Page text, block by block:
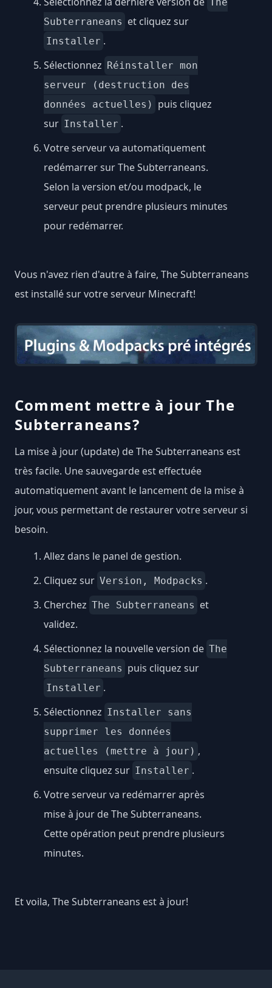
Subterraneans et cliquez sur
Installer .
Sélectionnez Réinstaller mon
serveur (destruction des
données actuelles)
puis cliquez
sur Installer .
Votre serveur va automatiquement
redémarrer sur The Subterraneans.
Selon la version et/ou modpack, le
serveur peut prendre plusieurs minutes
pour redémarrer.
Vous n'avez rien d'autre à faire, The Subterraneans
est installé sur votre serveur Minecraft!
Comment mettre à jour The
Subterraneans?
La mise à jour (update) de The Subterraneans est
très facile. Une sauvegarde est effectuée
automatiquement avant le lancement de la mise à
jour, vous permettant de restaurer votre serveur si
besoin.
Allez dans le panel de gestion.
Cliquez sur Version, Modpacks .
Cherchez The Subterraneans et
validez.
Sélectionnez la nouvelle version de The
Subterraneans puis cliquez sur
Installer .
Sélectionnez Installer sans
supprimer les données
actuelles (mettre à jour) ,
ensuite cliquez sur Installer .
Votre serveur va redémarrer après
mise à jour de The Subterraneans.
Cette opération peut prendre plusieurs
minutes.
Et voila, The Subterraneans est à jour!